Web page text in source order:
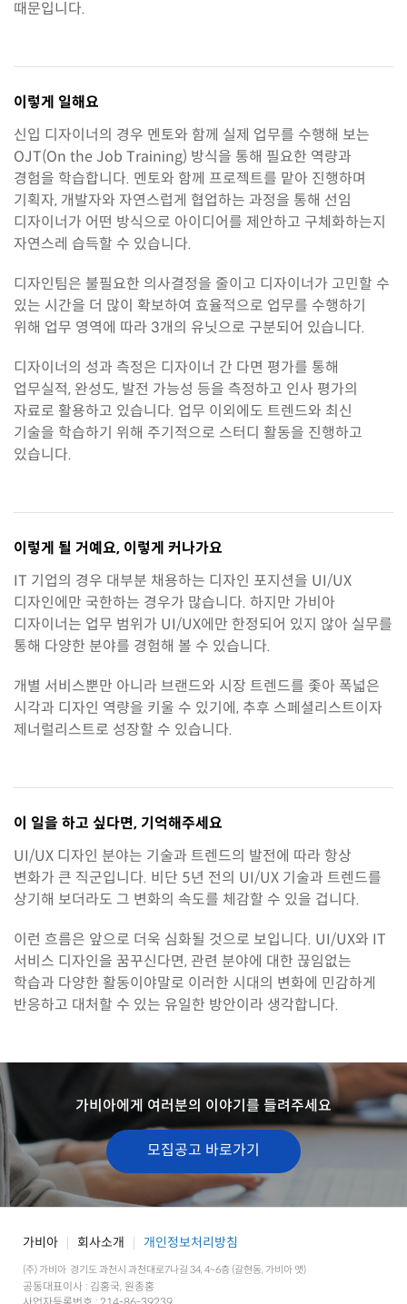
때문입니다.
이렇게 일해요
신입 디자이너의 경우 멘토와 함께 실제 업무를 수행해 보는
OJT(On the Job Training) 방식을 통해 필요한 역량과
경험을 학습합니다. 멘토와 함께 프로젝트를 맡아 진행하며
기획자, 개발자와 자연스럽게 협업하는 과정을 통해 선임
디자이너가 어떤 방식으로 아이디어를 제안하고 구체화하는지
자연스레 습득할 수 있습니다.
디자인팀은 불필요한 의사결정을 줄이고 디자이너가 고민할 수
있는 시간을 더 많이 확보하여 효율적으로 업무를 수행하기
위해 업무 영역에 따라 3개의 유닛으로 구분되어 있습니다.
디자이너의 성과 측정은 디자이너 간 다면 평가를 통해
업무실적, 완성도, 발전 가능성 등을 측정하고 인사 평가의
자료로 활용하고 있습니다. 업무 이외에도 트렌드와 최신
기술을 학습하기 위해 주기적으로 스터디 활동을 진행하고
있습니다.
이렇게 될 거예요, 이렇게 커나가요
IT 기업의 경우 대부분 채용하는 디자인 포지션을 UI/UX
디자인에만 국한하는 경우가 많습니다. 하지만 가비아
디자이너는 업무 범위가 UI/UX에만 한정되어 있지 않아 실무를
통해 다양한 분야를 경험해 볼 수 있습니다.
개별 서비스뿐만 아니라 브랜드와 시장 트렌드를 좇아 폭넓은
시각과 디자인 역량을 키울 수 있기에, 추후 스페셜리스트이자
제너럴리스트로 성장할 수 있습니다.
이 일을 하고 싶다면, 기억해주세요
UI/UX 디자인 분야는 기술과 트렌드의 발전에 따라 항상
변화가 큰 직군입니다. 비단 5년 전의 UI/UX 기술과 트렌드를
상기해 보더라도 그 변화의 속도를 체감할 수 있을 겁니다.
이런 흐름은 앞으로 더욱 심화될 것으로 보입니다. UI/UX와 IT
서비스 디자인을 꿈꾸신다면, 관련 분야에 대한 끊임없는
학습과 다양한 활동이야말로 이러한 시대의 변화에 민감하게
반응하고 대처할 수 있는 유일한 방안이라 생각합니다.
가비아에게 여러분의 이야기를 들려주세요
모집공고 바로가기
가비아 회사소개 개인정보처리방침
(주) 가비아 경기도 과천시 과천대로7나길 34, 4~6층 (갈현동, 가비아 앳)
공동대표이사 : 김홍국, 원종홍